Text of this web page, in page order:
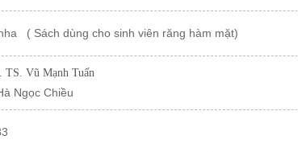
( Sách dùng cho sinh viên răng hàm mặt)
TS. Vũ Mạnh Tuấn
Ngọc Chiều